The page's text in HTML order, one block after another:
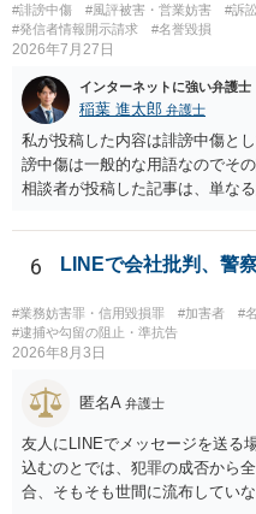
断されます。広告収益があるこ
すが、それだけで直ちに侵害と
非営利であれば「表現の自由」
れる可能性があります。一方、
しての色彩が強まり、リスクが
更・確認しておく事項について
界があるかと思うので、資料等
も一つかと存じます。
#誹謗中傷 #風評被害・営業妨害 #訴
#発信者情報開示請求
#名誉毀損
2026年7月27日
インターネットに強い弁護士
稲葉 進太郎 弁護士
私が投稿した内容は誹謗中傷と
謗中傷は一般的な用語なのでそ
相談者が投稿した記事は、単な
て、開示請求が認められたり、
でしょうか？ →権利侵害や、名
ため、民事裁判や刑事裁判に発
に思われます。
6 LINEで会社批判、警
#業務妨害罪・信用毀損罪 #加害者 #
#逮捕や勾留の阻止・準抗告
2026年8月3日
匿名A 弁護士
友人にLINEでメッセージを送る
込むのとでは、犯罪の成否から
合、そもそも世間に流布してい